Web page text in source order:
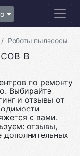
Роботы пылесосы
в
по ремонту
Выбирайте
и отзывы от
с вами.
отзывы,
дополнительных